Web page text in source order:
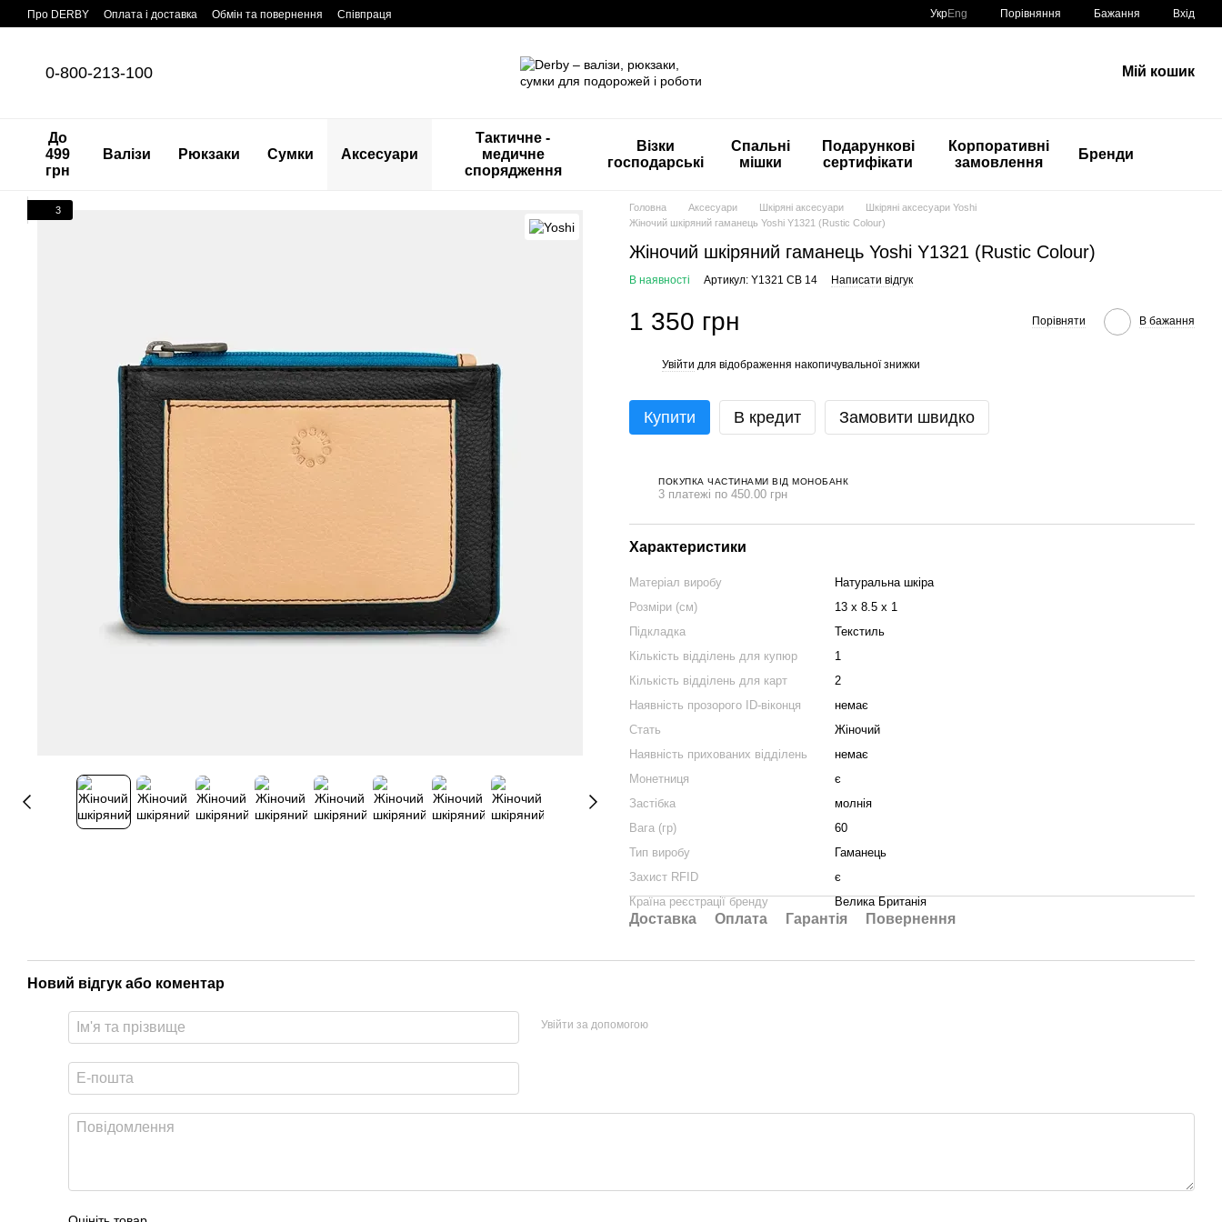
Перейти до основного контенту
Про DERBY Оплата і доставка Обмін та повернення Співпраця УкрEng Порівняння Бажання Вхід
0-800-213-100 Мій кошик
До
499
грн
Валізи Рюкзаки Сумки Аксесуари
Тактичне -
медичне
спорядження
Візки
господарські
Спальні
мішки
Подарункові
сертифікати
Корпоративні
замовлення
Бренди
3 Головна Аксесуари Шкіряні аксесуари
Шкіряні аксесуари Yoshi
Жіночий шкіряний гаманець Yoshi Y1321 (Rustic Colour)
Жіночий шкіряний гаманець Yoshi Y1321 (Rustic Colour)
В наявності Артикул: Y1321 CB 14 Написати відгук
1 350 грн Порівняти В бажання
Увійти для відображення накопичувальної знижки
Купити В кредит Замовити швидко
ПОКУПКА ЧАСТИНАМИ ВІД МОНОБАНК
3 платежі по 450.00 грн
Характеристики
Матеріал виробу
Натуральна шкіра
Розміри (см)
13 x 8.5 x 1
Підкладка
Текстиль
Кількість відділень для купюр
1
Кількість відділень для карт
2
Наявність прозорого ID-віконця
немає
Стать
Жіночий
Наявність прихованих відділень
немає
Монетниця
є
Застібка
молнія
Вага (гр)
60
Тип виробу
Гаманець
Захист RFID
є
Країна реєстрації бренду
Велика Британія
Доставка Оплата Гарантія Повернення
Новий відгук або коментар
Увійти за допомогою